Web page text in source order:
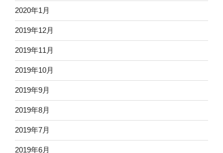
2020年1月
2019年12月
2019年11月
2019年10月
2019年9月
2019年8月
2019年7月
2019年6月